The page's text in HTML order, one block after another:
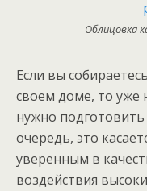
Облицовка
Если вы
своем доме, то уже
нужно
очередь, это
уверенным в
воздействия